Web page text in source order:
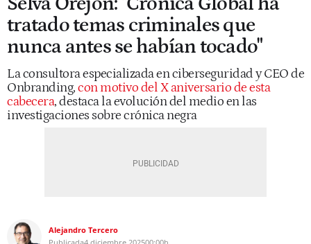
tratado temas criminales que
nunca antes se habían tocado"
La consultora especializada en ciberseguridad y CEO de
Onbranding,con motivo del X aniversario de esta
cabecera, destaca la evolución del medio en las
investigaciones sobre crónica negra
Alejandro Tercero